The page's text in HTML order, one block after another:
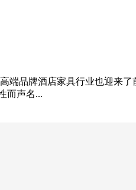
品牌酒店家具行业也迎来
而声名...